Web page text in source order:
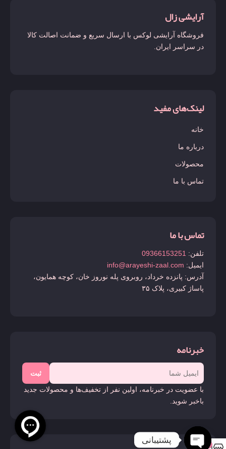
آرایشی زال
فروشگاه آرایشی لوکس با ارسال سریع و ضمانت اصالت کالا
در سراسر ایران.
لینک‌های مفید
خانه
درباره ما
محصولات
تماس با ما
تماس با ما
تلفن: 09366153251
ایمیل: info@arayeshi-zaal.com
آدرس: پانزده خرداد، روبروی پله نوروز خان، کوچه همایون،
پاساژ کبیری، پلاک ۳۵
خبرنامه
ثبت
با عضویت در خبرنامه، اولین نفر از تخفیف‌ها و محصولات جدید
باخبر شوید.
0 پشتیبانی